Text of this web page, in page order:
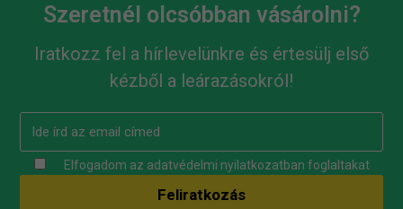
Szeretnél olcsóbban vásárolni?
Iratkozz fel a hírlevelünkre és értesülj első
kézből a leárazásokról!
Elfogadom az adatvédelmi nyilatkozatban foglaltakat